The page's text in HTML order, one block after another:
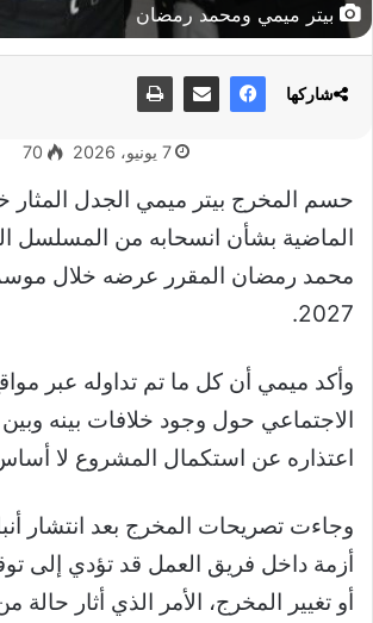
بيتر ميمي ومحمد رمضان
7 يونيو، 2026 70
حسم المخرج بيتر ميمي الجدل المثار
الماضية بشأن انسحابه من المسلسل
محمد رمضان المقرر عرضه خلال
2027.
وأكد ميمي أن كل ما تم تداوله عبر
الاجتماعي حول وجود خلافات بينه
اعتذاره عن استكمال المشروع لا
وجاءت تصريحات المخرج بعد انتشار
أزمة داخل فريق العمل قد تؤدي إلى
أو تغيير المخرج، الأمر الذي أثار حالة
شاركها